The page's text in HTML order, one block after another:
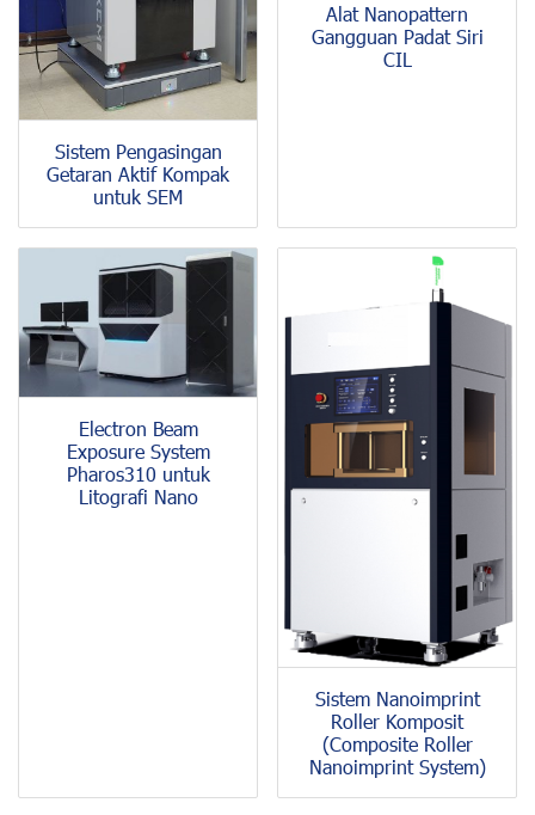
Sistem Pengasingan
Getaran Aktif Kompak
untuk SEM
Alat Nanopattern
Gangguan Padat Siri
CIL
Electron Beam
Exposure System
Pharos310 untuk
Litografi Nano
Sistem Nanoimprint
Roller Komposit
(Composite Roller
Nanoimprint System)